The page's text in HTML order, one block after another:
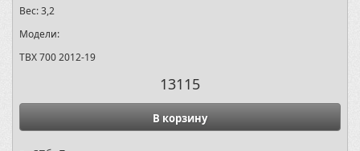
Вес:3,2
Модели:
TBX 700 2012-19
13115
В корзину